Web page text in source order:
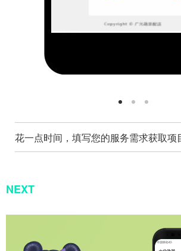
花一点时间，填写您的服务需求获取项
NEXT